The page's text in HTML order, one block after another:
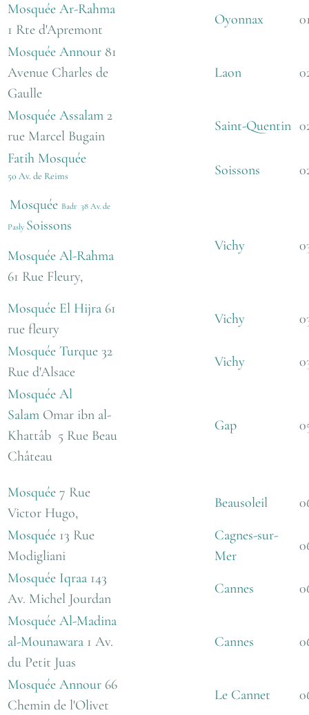
Mosquée Ar-Rahma
1 Rte d'Apremont
Oyonnax
Mosquée Annour 81
Avenue Charles de
Gaulle
Laon
Mosquée Assalam 2
rue Marcel Bugain
Saint-Quentin
Fatih Mosquée
50 Av. de Reims Soissons
Mosquée Badr 38 Av. de
Pasly Soissons
Mosquée Al-Rahma
61 Rue Fleury,
Vichy
Mosquée El Hijra 61
rue fleury
Vichy
Mosquée Turque 32
Rue d'Alsace
Vichy
Mosquée Al
Salam Omar ibn al-
Khattâb 5 Rue Beau
Château
Gap
Mosquée 7 Rue
Victor Hugo,
Beausoleil
Mosquée 13 Rue
Modigliani
Cagnes-sur-
Mer
Mosquée Iqraa 143
Av. Michel Jourdan
Cannes
Mosquée Al-Madina
al-Mounawara 1 Av.
du Petit Juas
Cannes
Mosquée Annour 66
Chemin de l'Olivet
Le Cannet